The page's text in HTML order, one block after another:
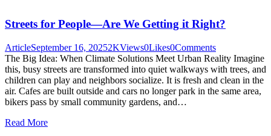
Streets for People—Are We Getting it Right?
ArticleSeptember 16, 20252KViews0Likes0Comments
The Big Idea: When Climate Solutions Meet Urban Reality Imagine
this, busy streets are transformed into quiet walkways with trees, and
children can play and neighbors socialize. It is fresh and clean in the
air. Cafes are built outside and cars no longer park in the same area,
bikers pass by small community gardens, and…
Read More